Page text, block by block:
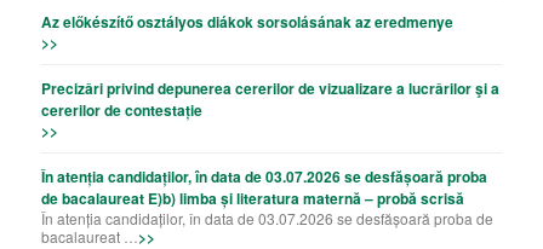
Az előkészítő osztályos diákok sorsolásának az eredmenye
>>
Precizǎri privind depunerea cererilor de vizualizare a lucrǎrilor şi a
cererilor de contestație
>>
În atenția candidaților, în data de 03.07.2026 se desfășoară proba
de bacalaureat E)b) limba și literatura maternă – probă scrisă
În atenția candidaților, în data de 03.07.2026 se desfășoară proba de
bacalaureat … >>